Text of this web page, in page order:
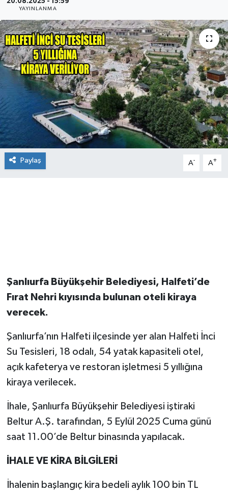
20.08.2025 - 15:59
YAYINLANMA
Paylaş A- A+
Şanlıurfa Büyükşehir Belediyesi, Halfeti’de
Fırat Nehri kıyısında bulunan oteli kiraya
verecek.
Şanlıurfa’nın Halfeti ilçesinde yer alan Halfeti İnci
Su Tesisleri, 18 odalı, 54 yatak kapasiteli otel,
açık kafeterya ve restoran işletmesi 5 yıllığına
kiraya verilecek.
İhale, Şanlıurfa Büyükşehir Belediyesi iştiraki
Beltur A.Ş. tarafından, 5 Eylül 2025 Cuma günü
saat 11.00’de Beltur binasında yapılacak.
İHALE VE KİRA BİLGİLERİ
İhalenin başlangıç kira bedeli aylık 100 bin TL